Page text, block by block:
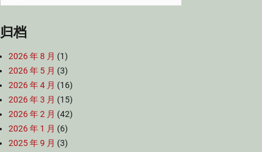
for:
归档
2026 年 8 月 (1)
2026 年 5 月 (3)
2026 年 4 月 (16)
2026 年 3 月 (15)
2026 年 2 月 (42)
2026 年 1 月 (6)
2025 年 9 月 (3)